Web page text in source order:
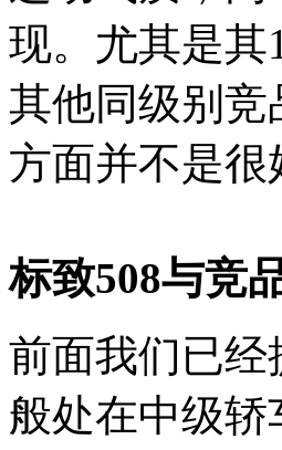
现。尤其是其
其他同级别
方面并不是很
标致508与竞
前面我们已经
般处在中级